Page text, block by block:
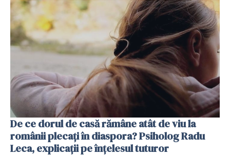
De ce dorul de casă rămâne atât de viu la
românii plecați în diaspora? Psiholog Radu
Leca, explicații pe înțelesul tuturor